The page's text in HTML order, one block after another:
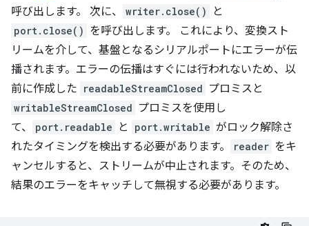
呼び出します。 次に、
writer.close() と
port.close() を呼び出します。 これにより、変換スト
リームを介して、基盤となるシリアルポートにエラーが伝
播されます。エラーの伝播はすぐには行われないため、以
前に作成した readableStreamClosed プロミスと
writableStreamClosed プロミスを使用し
て、
port.readable と port.writable がロック解除さ
れたタイミングを検出する必要があります。
reader をキ
ャンセルすると、ストリームが中止されます。そのため、
結果のエラーをキャッチして無視する必要があります。